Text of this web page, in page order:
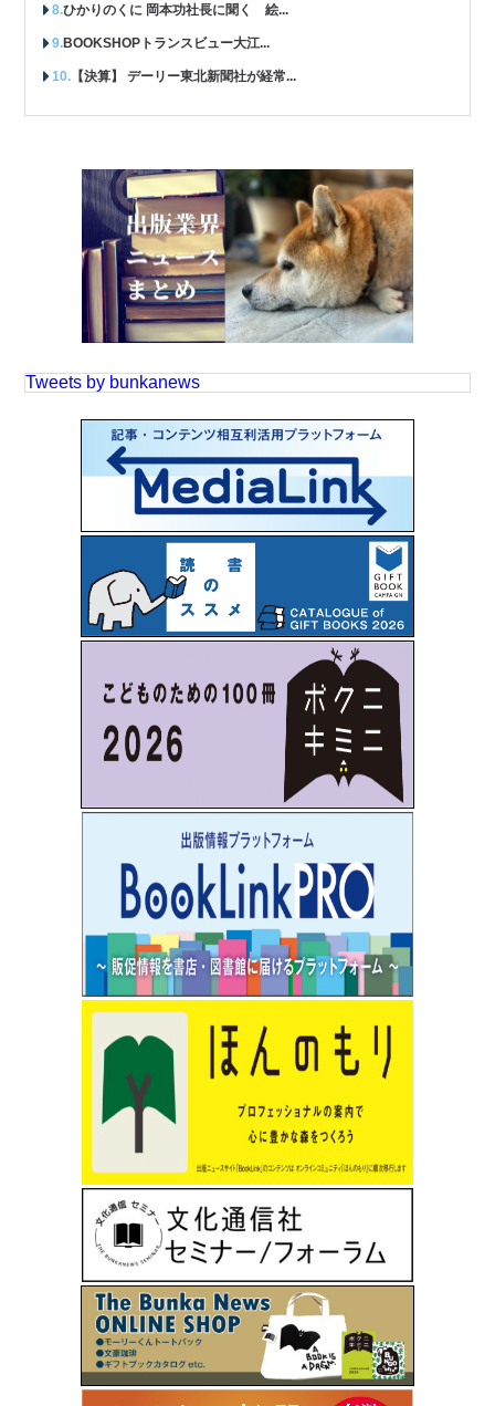
ひかりのくに 岡本功社長に聞く 絵...
BOOKSHOPトランスビュー大江...
【決算】 デーリー東北新聞社が経常...
Tweets by bunkanews